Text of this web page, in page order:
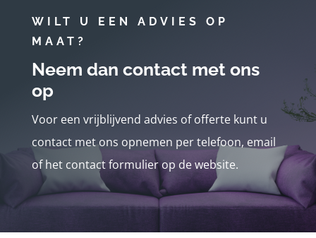
WILT U EEN ADVIES OP
MAAT?
Neem dan contact met ons
op
Voor een vrijblijvend advies of offerte kunt u
contact met ons opnemen per telefoon, email
of het contact formulier op de website.